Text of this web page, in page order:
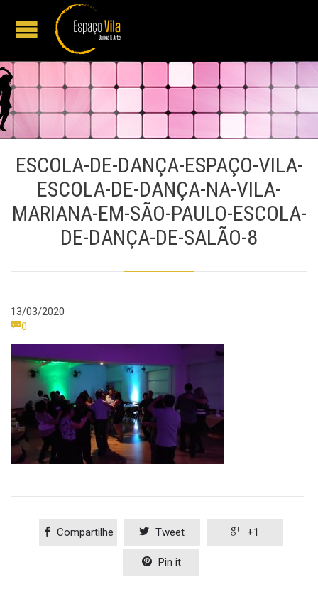
ESCOLA-DE-DANÇA-ESPAÇO-VILA-
ESCOLA-DE-DANÇA-NA-VILA-
MARIANA-EM-SÃO-PAULO-ESCOLA-
DE-DANÇA-DE-SALÃO-8
13/03/2020
0
 Compartilhe  Tweet  +1
 Pin it